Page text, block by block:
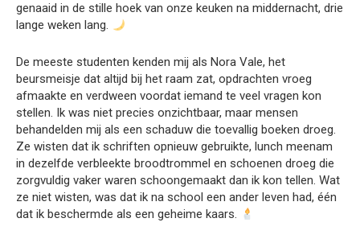
genaaid in de stille hoek van onze keuken na middernacht, drie
lange weken lang.
De meeste studenten kenden mij als Nora Vale, het
beursmeisje dat altijd bij het raam zat, opdrachten vroeg
afmaakte en verdween voordat iemand te veel vragen kon
stellen. Ik was niet precies onzichtbaar, maar mensen
behandelden mij als een schaduw die toevallig boeken droeg.
Ze wisten dat ik schriften opnieuw gebruikte, lunch meenam
in dezelfde verbleekte broodtrommel en schoenen droeg die
zorgvuldig vaker waren schoongemaakt dan ik kon tellen. Wat
ze niet wisten, was dat ik na school een ander leven had, één
dat ik beschermde als een geheime kaars.